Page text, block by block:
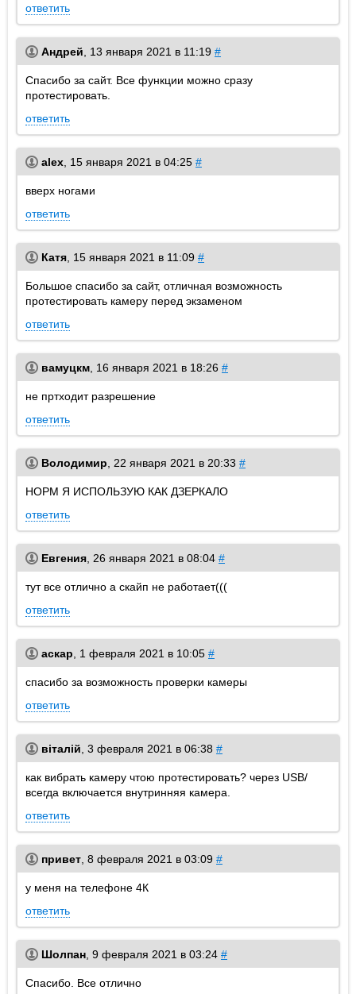
ответить
Андрей 13 января 2021 в 11:19 #
Спасибо за сайт. Все функции можно сразу
протестировать.
ответить
alex 15 января 2021 в 04:25 #
вверх ногами
ответить
Катя 15 января 2021 в 11:09 #
Большое спасибо за сайт, отличная возможность
протестировать камеру перед экзаменом
ответить
вамуцкм 16 января 2021 в 18:26 #
не пртходит разрешение
ответить
Володимир 22 января 2021 в 20:33 #
НОРМ Я ИСПОЛЬЗУЮ КАК ДЗЕРКАЛО
ответить
Евгения 26 января 2021 в 08:04 #
тут все отлично а скайп не работает(((
ответить
аскар 1 февраля 2021 в 10:05 #
спасибо за возможность проверки камеры
ответить
віталій 3 февраля 2021 в 06:38 #
как вибрать камеру чтою протестировать? через USB/
всегда включается внутринняя камера.
ответить
привет 8 февраля 2021 в 03:09 #
у меня на телефоне 4К
ответить
Шолпан 9 февраля 2021 в 03:24 #
Спасибо. Все отлично